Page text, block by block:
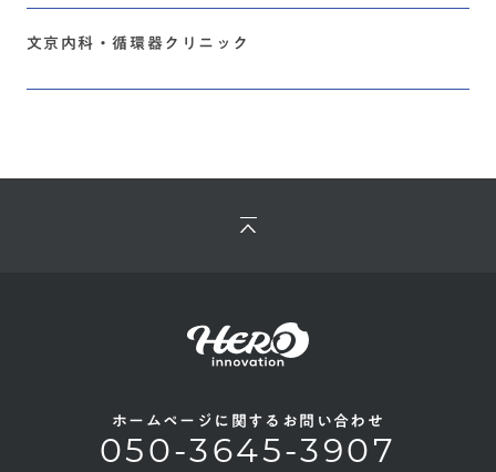
文京内科・循環器クリニック
ホームページに関するお問い合わせ
050-3645-3907